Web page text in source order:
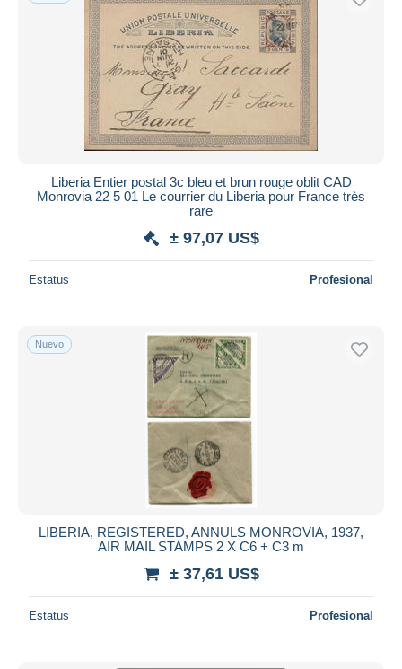
Liberia Entier postal 3c bleu et brun rouge oblit CAD
Monrovia 22 5 01 Le courrier du Liberia pour France très
rare
± 97,07 US$
Estatus Profesional
Nuevo
LIBERIA, REGISTERED, ANNULS MONROVIA, 1937,
AIR MAIL STAMPS 2 X C6 + C3 m
± 37,61 US$
Estatus Profesional